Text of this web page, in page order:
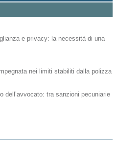
e privacy: la necessità di una
nei limiti stabiliti dalla polizza
dell’avvocato: tra sanzioni pecuniarie